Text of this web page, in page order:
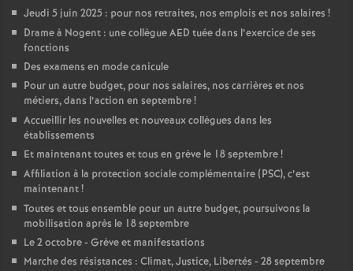
Jeudi 5 juin 2025 : pour nos retraites, nos emplois et nos salaires !
Drame à Nogent : une collègue AED tuée dans l’exercice de ses
fonctions
Des examens en mode canicule
Pour un autre budget, pour nos salaires, nos carrières et nos
métiers, dans l’action en septembre!
Accueillir les nouvelles et nouveaux collègues dans les
établissements
Et maintenant toutes et tous en grève le 18 septembre!
Affiliation à la protection sociale complémentaire (PSC), c’est
maintenant!
Toutes et tous ensemble pour un autre budget, poursuivons la
mobilisation après le 18 septembre
Le 2 octobre - Grève et manifestations
Marche des résistances : Climat, Justice, Libertés - 28 septembre